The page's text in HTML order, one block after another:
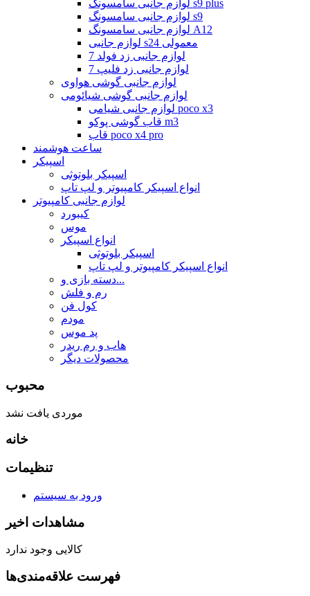
لوازم جانبی سامسونگ s9 plus
لوازم جانبی سامسونگ s9
لوازم جانبی سامسونگ A12
لوازم جانبی s24 معمولی
لوازم جانبی زد فولد 7
لوازم جانبی زد فلیپ 7
لوازم جانبی گوشی هواوی
لوازم جانبی گوشی شیائومی
لوازم جانبی شیامی poco x3
قاب گوشی پوکو m3
قاب poco x4 pro
ساعت هوشمند
اسپیکر
اسپیکر بلوتوثی
انواع اسپیکر کامپیوتر و لپ تاپ
لوازم جانبی کامپیوتر
کیبورد
موس
انواع اسپیکر
اسپیکر بلوتوثی
انواع اسپیکر کامپیوتر و لپ تاپ
دسته بازی و...
رم و فلش
کول فن
مودم
پد موس
هاب و رم ریدر
محصولات دیگر
محبوب
موردی یافت نشد
خانه
تنظیمات
ورود به سیستم
مشاهدات اخیر
کالایی وجود ندارد
فهرست علاقه‌مندی‌ها